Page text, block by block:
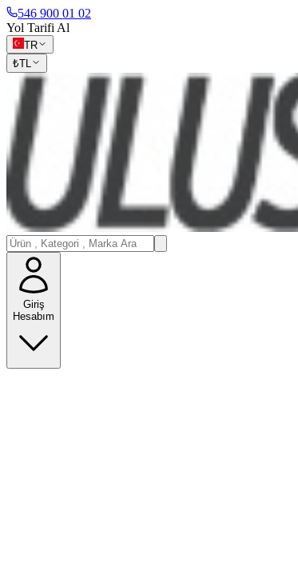
546 900 01 02
Yol Tarifi Al
TR
₺TL
Giriş
Hesabım